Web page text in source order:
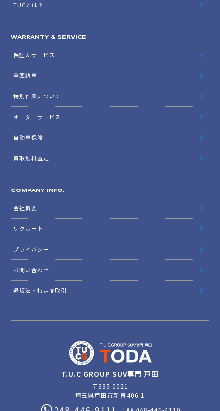
TUCとは？
WARRANTY & SERVICE
保証＆サービス
全国納車
特別作業について
オーダーサービス
自動車保険
買取無料査定
COMPANY INFO.
会社概要
リクルート
プライバシー
お問い合わせ
通販法・特定商取引
T.U.C.GROUP SUV専門 戸田
〒335-0021
埼玉県戸田市新曽406-1
FAX.048-446-9110